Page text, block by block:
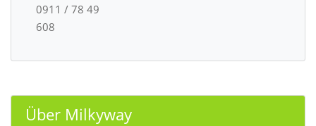
0911 / 78 49
608
Über Milkyway